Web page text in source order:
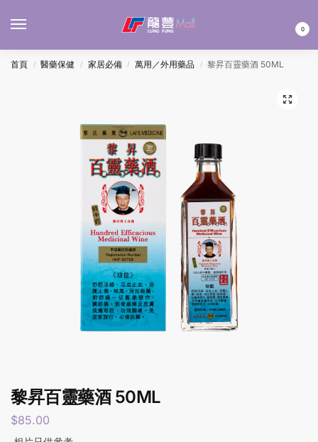
0
首頁 / 醫藥保健 / 家居必備 / 萬用／外用藥品 / 黎昇百靈藥酒 50ML
黎昇百靈藥酒 50ML
$85.00